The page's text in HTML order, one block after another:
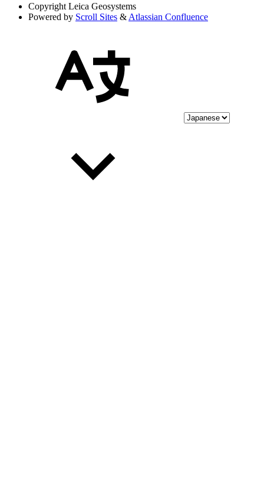
Copyright Leica Geosystems
Powered by Scroll Sites & Atlassian Confluence